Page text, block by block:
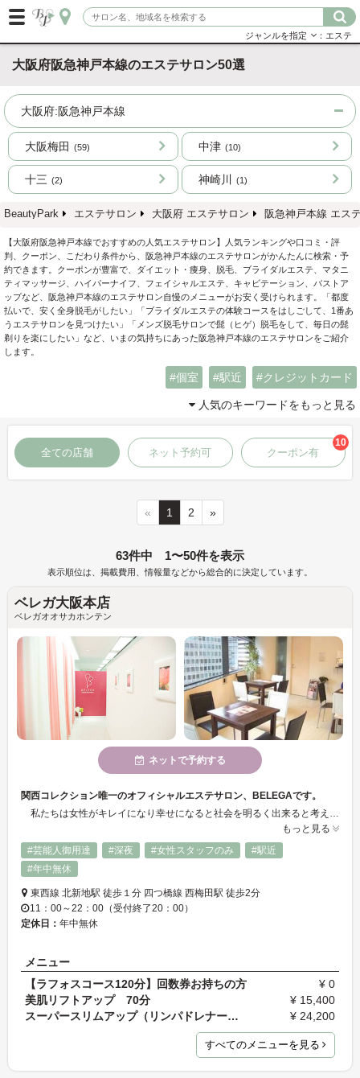
ジャンルを指定 ：エステ
大阪府阪急神戸本線のエステサロン50選
大阪府:阪急神戸本線
大阪梅田 (59) 中津 (10)
十三 (2) 神崎川 (1)
BeautyPark エステサロン 大阪府 エステサロン 阪急神戸本線 エス
【大阪府阪急神戸本線でおすすめの人気エステサロン】人気ランキングや口コミ・評
判、クーポン、こだわり条件から、阪急神戸本線のエステサロンがかんたんに検索・予
約できます。クーポンが豊富で、ダイエット・痩身、脱毛、ブライダルエステ、マタニ
ティマッサージ、ハイパーナイフ、フェイシャルエステ、キャビテーション、バストア
ップなど、阪急神戸本線のエステサロン自慢のメニューがお安く受けられます。「都度
払いで、安く全身脱毛がしたい」「ブライダルエステの体験コースをはしごして、1番あ
うエステサロンを見つけたい」「メンズ脱毛サロンで髭（ヒゲ）脱毛をして、毎日の髭
剃りを楽にしたい」など、いまの気持ちにあった阪急神戸本線のエステサロンをご紹介
します。
個室 駅近 クレジットカード
人気のキーワードをもっと見る
全ての店舗 ネット予約可 クーポン有
10
« 1 2 »
63件中 1〜50件を表示
表示順位は、掲載費用、情報量などから総合的に決定しています。
ベレガ大阪本店
ベレガオオサカホンテン
ネットで予約する
関西コレクション唯一のオフィシャルエステサロン、BELEGAです。
私たちは女性がキレイになり幸せになると社会を明るく出来ると考えています。そして、それをエステで実現し、キレイに幸せになったお客様から「ありがとう」を頂く。そのトータルの価値提供をBELEGAのミッションとして行動しています。
もっと見る
#芸能人御用達
#深夜 #女性スタッフのみ
#駅近
#年中無休
東西線 北新地駅 徒歩１分 四つ橋線 西梅田駅 徒歩2分
11：00～22：00（受付終了20：00）
定休日： 年中無休
メニュー
【ラフォスコース120分】回数券お持ちの方
¥ 0
美肌リフトアップ 70分
¥ 15,400
スーパースリムアップ（リンパドレナージュ） 90分
¥ 24,200
すべてのメニューを見る